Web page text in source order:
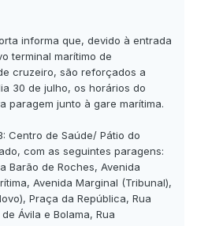
informa que, devido à entrada
terminal marítimo de
cruzeiro, são reforçados a
30 de julho, os horários do
paragem junto à gare marítima.
Centro de Saúde/ Pátio do
com as seguintes paragens:
Barão de Roches, Avenida
Avenida Marginal (Tribunal),
Praça da República, Rua
Ávila e Bolama, Rua